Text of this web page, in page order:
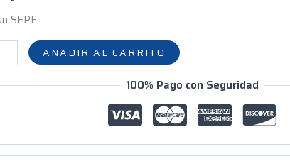
SEPE
AÑADIR AL CARRITO
100% Pago con Seguridad